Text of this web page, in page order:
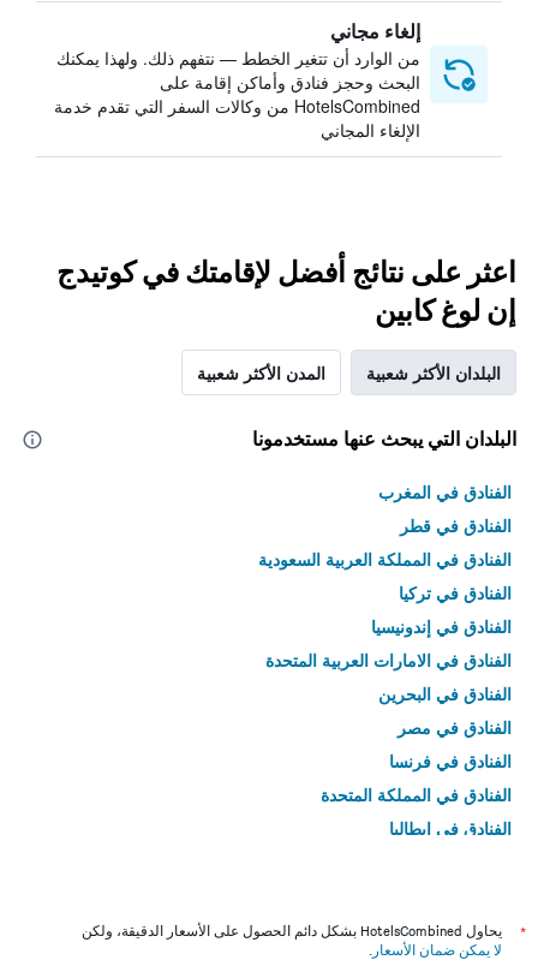
إلغاء مجاني
من الوارد أن تتغير الخطط — نتفهم ذلك. ولهذا يمكنك
البحث وحجز فنادق وأماكن إقامة على
HotelsCombined من وكالات السفر التي تقدم خدمة
الإلغاء المجاني
اعثر على نتائج أفضل لإقامتك في كوتيدج
إن لوغ كابين
البلدان الأكثر شعبية المدن الأكثر شعبية
البلدان التي يبحث عنها مستخدمونا
الفنادق في المغرب
الفنادق في قطر
الفنادق في المملكة العربية السعودية
الفنادق في تركيا
الفنادق في إندونيسيا
الفنادق في الامارات العربية المتحدة
الفنادق في البحرين
الفنادق في مصر
الفنادق في فرنسا
الفنادق في المملكة المتحدة
الفنادق في إيطاليا
*
يحاول HotelsCombined بشكل دائم الحصول على الأسعار الدقيقة، ولكن
لا يمكن ضمان الأسعار .